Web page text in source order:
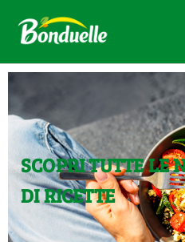
SCOPRI TUTTE LE
DI RICETTE